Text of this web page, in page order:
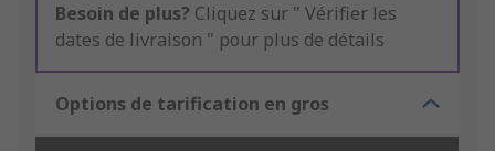
Besoin de plus? Cliquez sur " Vérifier les
dates de livraison " pour plus de détails
Options de tarification en gros